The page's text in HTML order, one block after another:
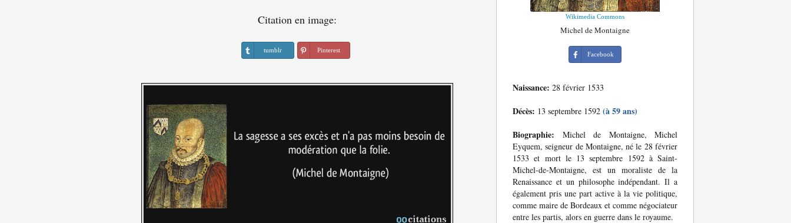
Citation en image:
tumblr Pinterest
Wikimedia Commons
Michel de Montaigne
Facebook
Naissance: 28 février 1533
Décès: 13 septembre 1592 (à 59 ans)
Biographie: Michel de Montaigne, Michel
Eyquem, seigneur de Montaigne, né le 28 février
1533 et mort le 13 septembre 1592 à Saint-
Michel-de-Montaigne, est un moraliste de la
Renaissance et un philosophe indépendant. Il a
également pris une part active à la vie politique,
comme maire de Bordeaux et comme négociateur
entre les partis, alors en guerre dans le royaume.